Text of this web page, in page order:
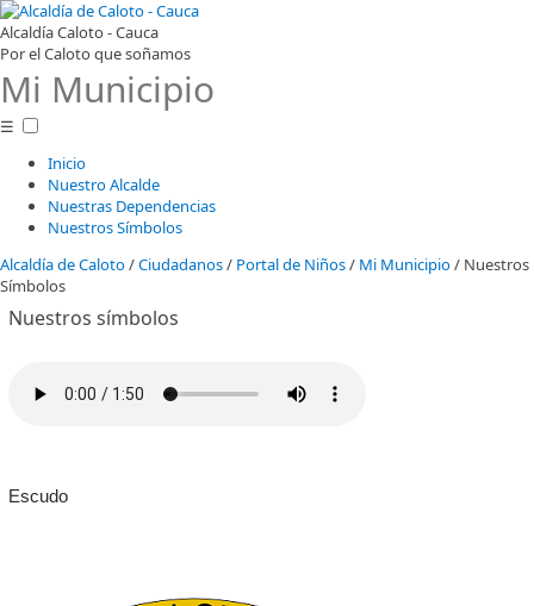
Alcaldía Caloto - Cauca
Por el Caloto que soñamos
Mi Municipio
☰
Inicio
Nuestro Alcalde
Nuestras Dependencias
Nuestros Símbolos
Alcaldía de Caloto/Ciudadanos/ Portal de Niños/ Mi Municipio/ Nuestros
Símbolos
​Nuestro​s símbolos
Escudo